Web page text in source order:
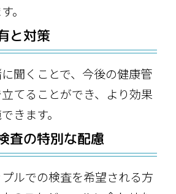
。
と対策
聞くことで、今後の健康管
てることができ、より効果
きます。
査の特別な配慮
ルでの検査を希望される方